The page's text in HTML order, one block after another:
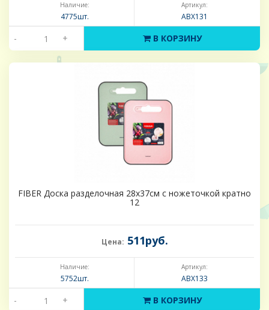
Наличие:
4775шт.
Артикул:
ABX131
- + В КОРЗИНУ
FIBER Доска разделочная 28x37см с ножеточкой кратно
12
Цена: 511руб.
Наличие:
5752шт.
Артикул:
ABX133
- + В КОРЗИНУ